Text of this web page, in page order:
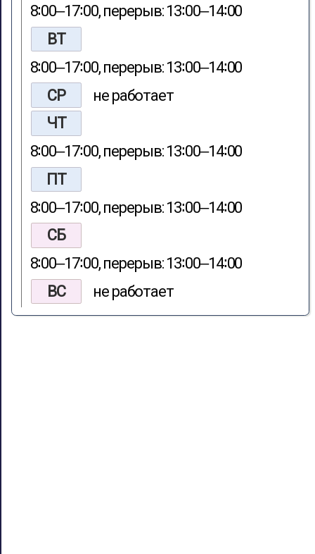
8∶00‒17∶00, перерыв: 13∶00‒14∶00
ВТ
8∶00‒17∶00, перерыв: 13∶00‒14∶00
СР
не работает
ЧТ
8∶00‒17∶00, перерыв: 13∶00‒14∶00
ПТ
8∶00‒17∶00, перерыв: 13∶00‒14∶00
СБ
8∶00‒17∶00, перерыв: 13∶00‒14∶00
ВС
не работает